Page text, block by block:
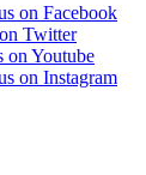
on Facebook
Twitter
on Youtube
on Instagram